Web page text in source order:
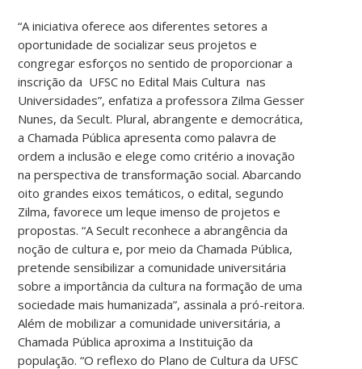
“A iniciativa oferece aos diferentes setores a
oportunidade de socializar seus projetos e
congregar esforços no sentido de proporcionar a
inscrição da UFSC no Edital Mais Cultura nas
Universidades”, enfatiza a professora Zilma Gesser
Nunes, da Secult. Plural, abrangente e democrática,
a Chamada Pública apresenta como palavra de
ordem a inclusão e elege como critério a inovação
na perspectiva de transformação social. Abarcando
oito grandes eixos temáticos, o edital, segundo
Zilma, favorece um leque imenso de projetos e
propostas. “A Secult reconhece a abrangência da
noção de cultura e, por meio da Chamada Pública,
pretende sensibilizar a comunidade universitária
sobre a importância da cultura na formação de uma
sociedade mais humanizada”, assinala a pró-reitora.
Além de mobilizar a comunidade universitária, a
Chamada Pública aproxima a Instituição da
população. “O reflexo do Plano de Cultura da UFSC